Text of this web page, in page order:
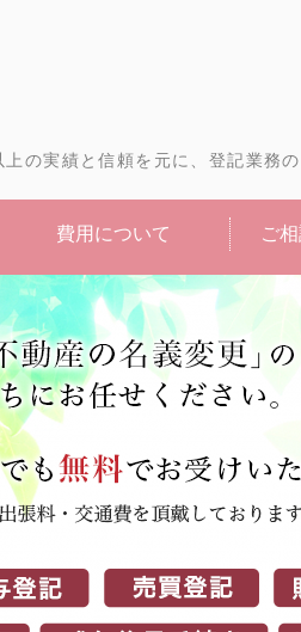
登記・不動産の
の実績と信頼を元に、登記業務
費用について ご